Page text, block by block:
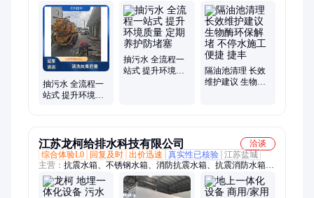
通、高压清洗管道、管道清淤、管道内水泥块清理、紫外线管固
化管道修复
抽污水 全流程一
站式 提升环境质
抽污水 全流程一
站式 提升环境质
隔油池清理 长效
维护建议 生物酶
江苏龙柯给排水科技有限公司
洽谈
综合体验L0
回复及时 出价迅速 真实性已核验 江苏盐城
主营： 抗震水箱、不锈钢水箱、消防抗震水箱、抗震消防水箱、
bdf水箱、bdf式水箱、bdf消防水箱、一体化生活污水处理